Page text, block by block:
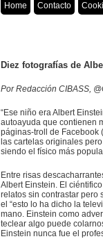
Home Contacto
Diez fotografías de
Por Redacción CIBASS,
“Ese niño era Albert
autoayuda que contienen
páginas-troll de Facebook
las cartelas originales
siendo el físico más
Entre risas
Albert Einstein. El
relatos sin contrastar pero
el “esto lo ha dicho la
mano. Einstein como
teclear algo puede
Einstein nunca fue el